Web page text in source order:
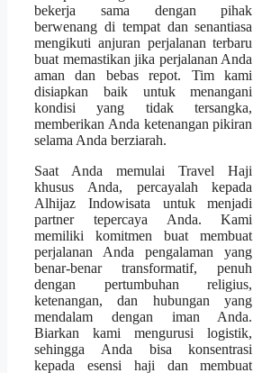
bekerja sama dengan pihak
berwenang di tempat dan senantiasa
mengikuti anjuran perjalanan terbaru
buat memastikan jika perjalanan Anda
aman dan bebas repot. Tim kami
disiapkan baik untuk menangani
kondisi yang tidak tersangka,
memberikan Anda ketenangan pikiran
selama Anda berziarah.
Saat Anda memulai Travel Haji
khusus Anda, percayalah kepada
Alhijaz Indowisata untuk menjadi
partner tepercaya Anda. Kami
memiliki komitmen buat membuat
perjalanan Anda pengalaman yang
benar-benar transformatif, penuh
dengan pertumbuhan religius,
ketenangan, dan hubungan yang
mendalam dengan iman Anda.
Biarkan kami mengurusi logistik,
sehingga Anda bisa konsentrasi
kepada esensi haji dan membuat